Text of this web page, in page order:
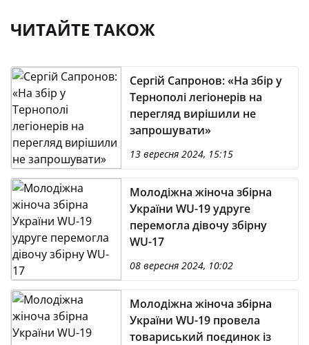
ЧИТАЙТЕ ТАКОЖ
Сергій Сапронов: «На збір у
Тернополі легіонерів на
перегляд вирішили не
запрошувати»
13 вересня 2024, 15:15
Молодіжна жіноча збірна
України WU-19 удруге
перемогла дівочу збірну
WU-17
08 вересня 2024, 10:02
Молодіжна жіноча збірна
України WU-19 провела
товариський поєдинок із